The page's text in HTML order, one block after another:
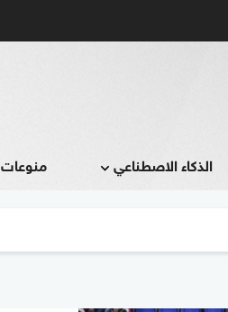
الذكاء الاصطناعي منوعات